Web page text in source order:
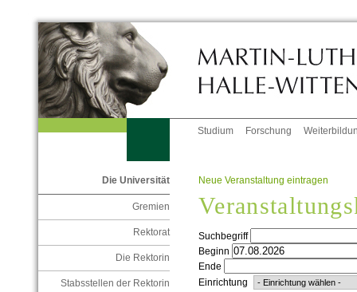
Studium Forschung
Die Universität
Gremien
Rektorat
Die Rektorin
Stabsstellen der Rektorin
Neue Veranstaltung eintragen
Suchbegriff
Beginn
Ende
Einrichtung